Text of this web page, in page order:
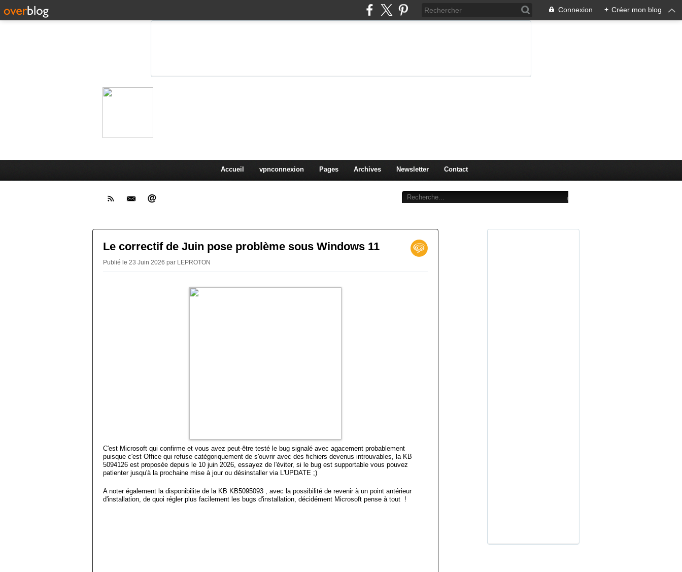
Connexion + Créer mon blog
Accueil vpnconnexion Pages Archives Newsletter Contact
Le correctif de Juin pose problème sous Windows 11
Publié le 23 Juin 2026 par LEPROTON
C'est Microsoft qui confirme et vous avez peut-être testé le bug signalé avec agacement probablement
puisque c'est Office qui refuse catégoriquement de s'ouvrir avec des fichiers devenus introuvables, la KB
5094126 est proposée depuis le 10 juin 2026, essayez de l'éviter, si le bug est supportable vous pouvez
patienter jusqu'à la prochaine mise à jour ou désinstaller via L'UPDATE ;)
A noter également la disponibilite de la KB KB5095093 , avec la possibilité de revenir à un point antérieur
d'installation, de quoi régler plus facilement les bugs d'installation, décidément Microsoft pense à tout !